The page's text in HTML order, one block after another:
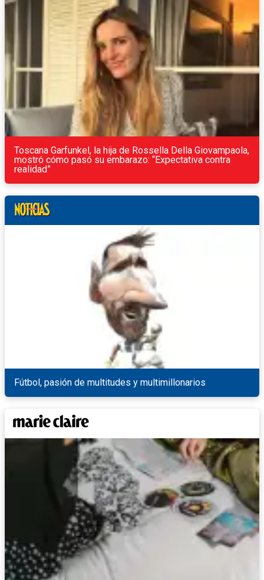
Toscana Garfunkel, la hija de Rossella Della Giovampaola,
mostró cómo pasó su embarazo: “Expectativa contra
realidad”
Fútbol, pasión de multitudes y multimillonarios